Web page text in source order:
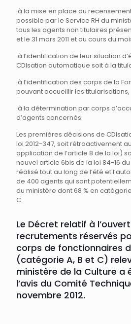
à la mise en place du
possible par le Service RH du
tous les agents non titulaires
et le 31 mars 2011 et au cours du
à l’identification de leur situation
CDIsation automatique soit à la
à l’identification des corps de la
pouvant accueillir les titularisations,
à la détermination par corps
d’agents concernés.
Les premières décisions de
loi 2012-347, soit rétroactivement
application de l’article 8 de la loi)
nouvel article 6bis de la loi 84-16 du
réalisé tout au long de l’été et
de 400 agents qui sont
du ministère dont 68 % en catégorie
C.
Le Décret relatif à
recrutements réservés
corps de fonctionnaires
(catégorie A, B et C)
ministère de la Culture a
l’avis du Comité
novembre 2012.